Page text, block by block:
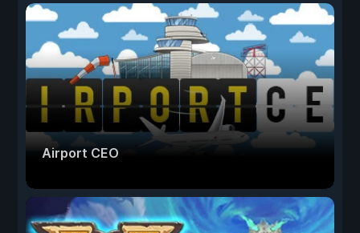
Airport CEO